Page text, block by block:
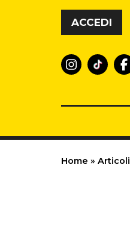
Vai al contenuto
ACCEDI
Home » Articoli